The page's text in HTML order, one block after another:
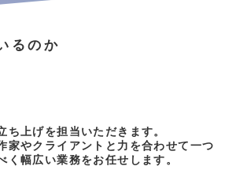
るのか
ち上げを担当いただきます。
家やクライアントと力を合わせて一つ
く幅広い業務をお任せします。